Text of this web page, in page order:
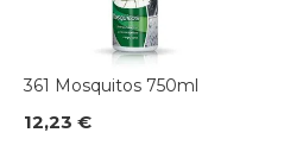
361 Mosquitos 750ml
12,23 €